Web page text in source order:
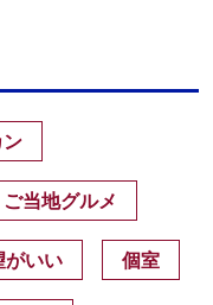
ご当地グルメ
がいい 個室